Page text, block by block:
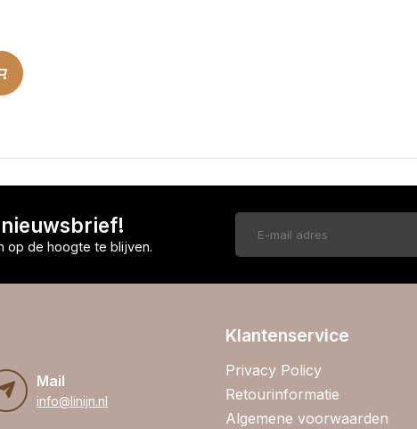
op de hoogte te blijven.
Mail
info@linijn.nl
Klantenservice
Privacy Policy
Retourinformatie
Algemene voorwaarden